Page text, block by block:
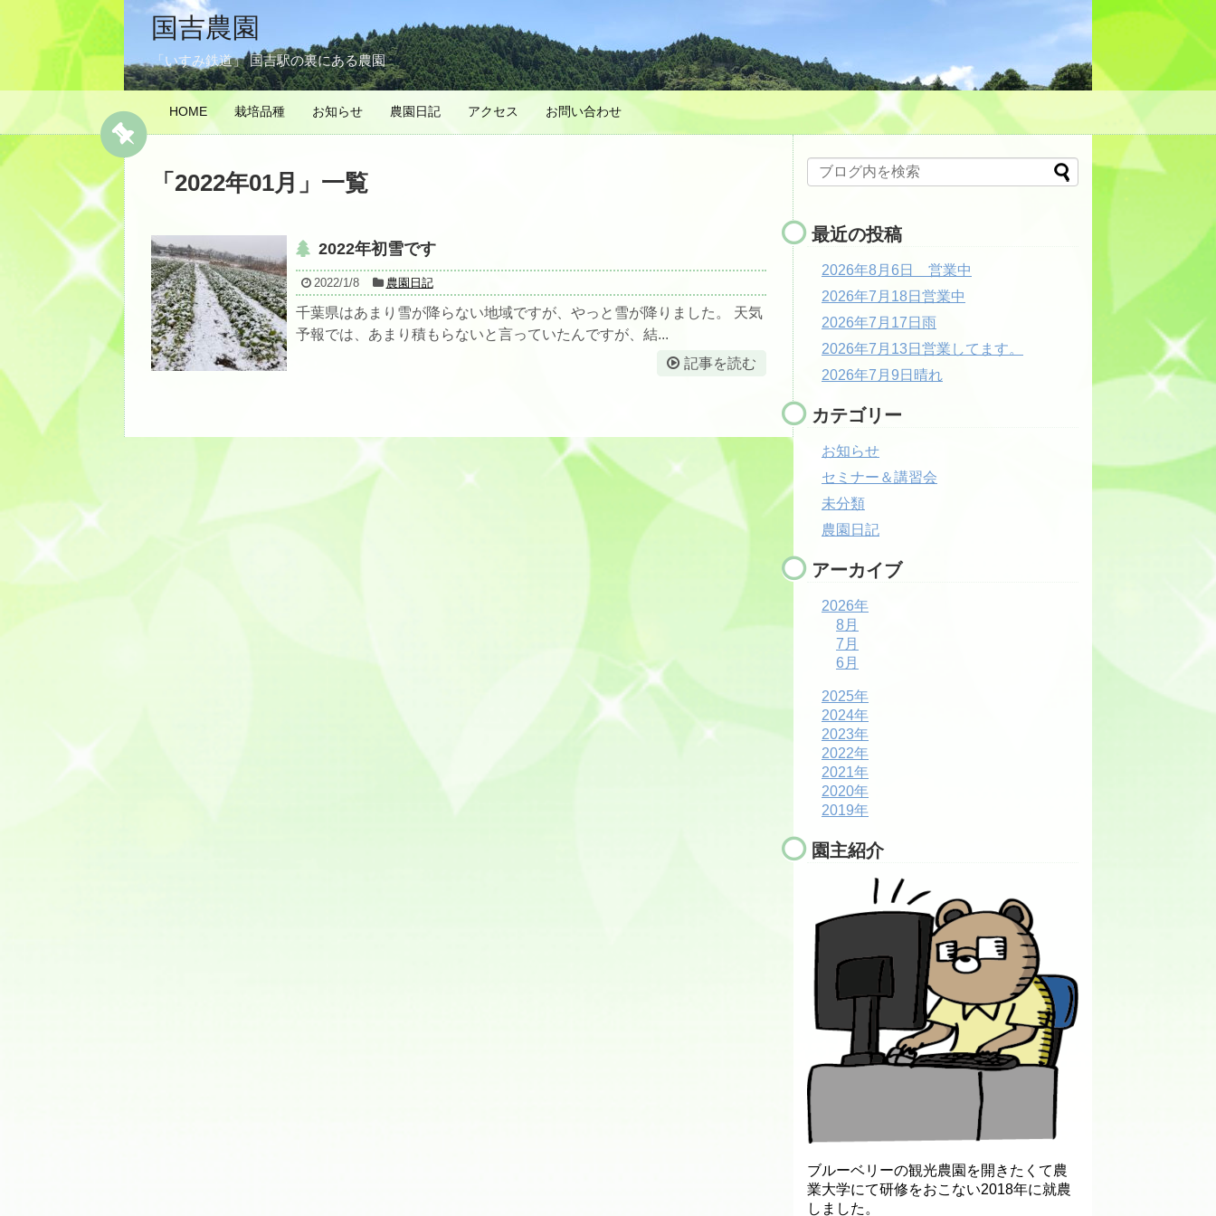
国吉農園
「いすみ鉄道」 国吉駅の裏にある農園
HOME 栽培品種 お知らせ 農園日記 アクセス お問い合わせ
「 2022年01月 」 一覧
2022年初雪です
2022/1/8 農園日記
千葉県はあまり雪が降らない地域ですが、やっと雪が降りました。 天気
予報では、あまり積もらないと言っていたんですが、結...
記事を読む
最近の投稿
2026年8月6日 営業中
2026年7月18日営業中
2026年7月17日雨
2026年7月13日営業してます。
2026年7月9日晴れ
カテゴリー
お知らせ
セミナー＆講習会
未分類
農園日記
アーカイブ
2026年
8月
7月
6月
2025年
2024年
2023年
2022年
2021年
2020年
2019年
園主紹介
ブルーベリーの観光農園を開きたくて農
業大学にて研修をおこない2018年に就農
しました。